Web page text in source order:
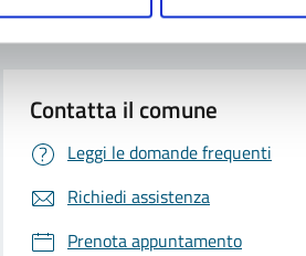
Contatta il comune
Leggi le domande frequenti
Richiedi assistenza
Prenota appuntamento